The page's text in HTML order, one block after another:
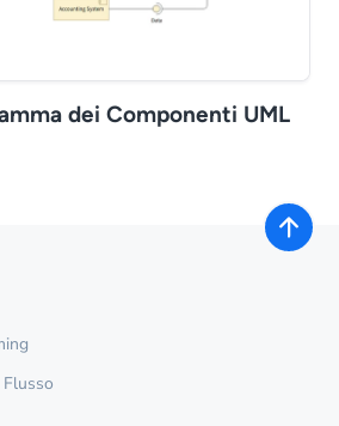
dei Componenti UML